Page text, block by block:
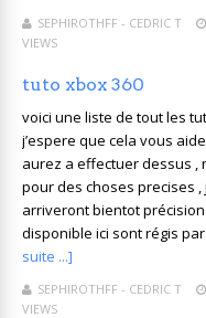
SEPHIROTHFF - CEDRIC T
VIEWS
tuto xbox 360
voici une liste de tout les
j’espere que cela vous
aurez a effectuer dessus ,
pour des choses precises
arriveront bientot
disponible ici sont régis
suite ...]
SEPHIROTHFF - CEDRIC T
VIEWS